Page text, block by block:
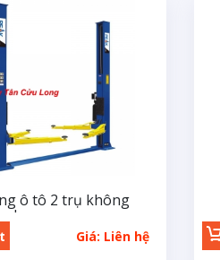
ô tô 2 trụ không
Giá: Liên hệ